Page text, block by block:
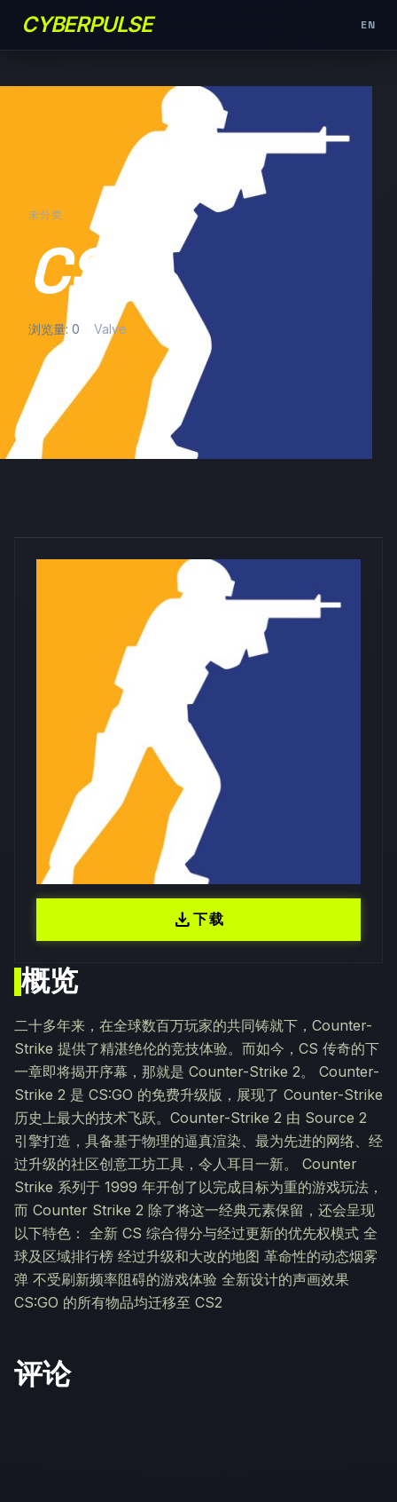
CYBERPULSE EN
未分类
CS2
浏览量: 0 Valve
概览
二十多年来，在全球数百万玩家的共同铸就下，Counter-
Strike 提供了精湛绝伦的竞技体验。而如今，CS 传奇的下
一章即将揭开序幕，那就是 Counter-Strike 2。 Counter-
Strike 2 是 CS:GO 的免费升级版，展现了 Counter-Strike
历史上最大的技术飞跃。Counter-Strike 2 由 Source 2
引擎打造，具备基于物理的逼真渲染、最为先进的网络、经
过升级的社区创意工坊工具，令人耳目一新。 Counter
Strike 系列于 1999 年开创了以完成目标为重的游戏玩法，
而 Counter Strike 2 除了将这一经典元素保留，还会呈现
以下特色： 全新 CS 综合得分与经过更新的优先权模式 全
球及区域排行榜 经过升级和大改的地图 革命性的动态烟雾
弹 不受刷新频率阻碍的游戏体验 全新设计的声画效果
CS:GO 的所有物品均迁移至 CS2
评论
download下载